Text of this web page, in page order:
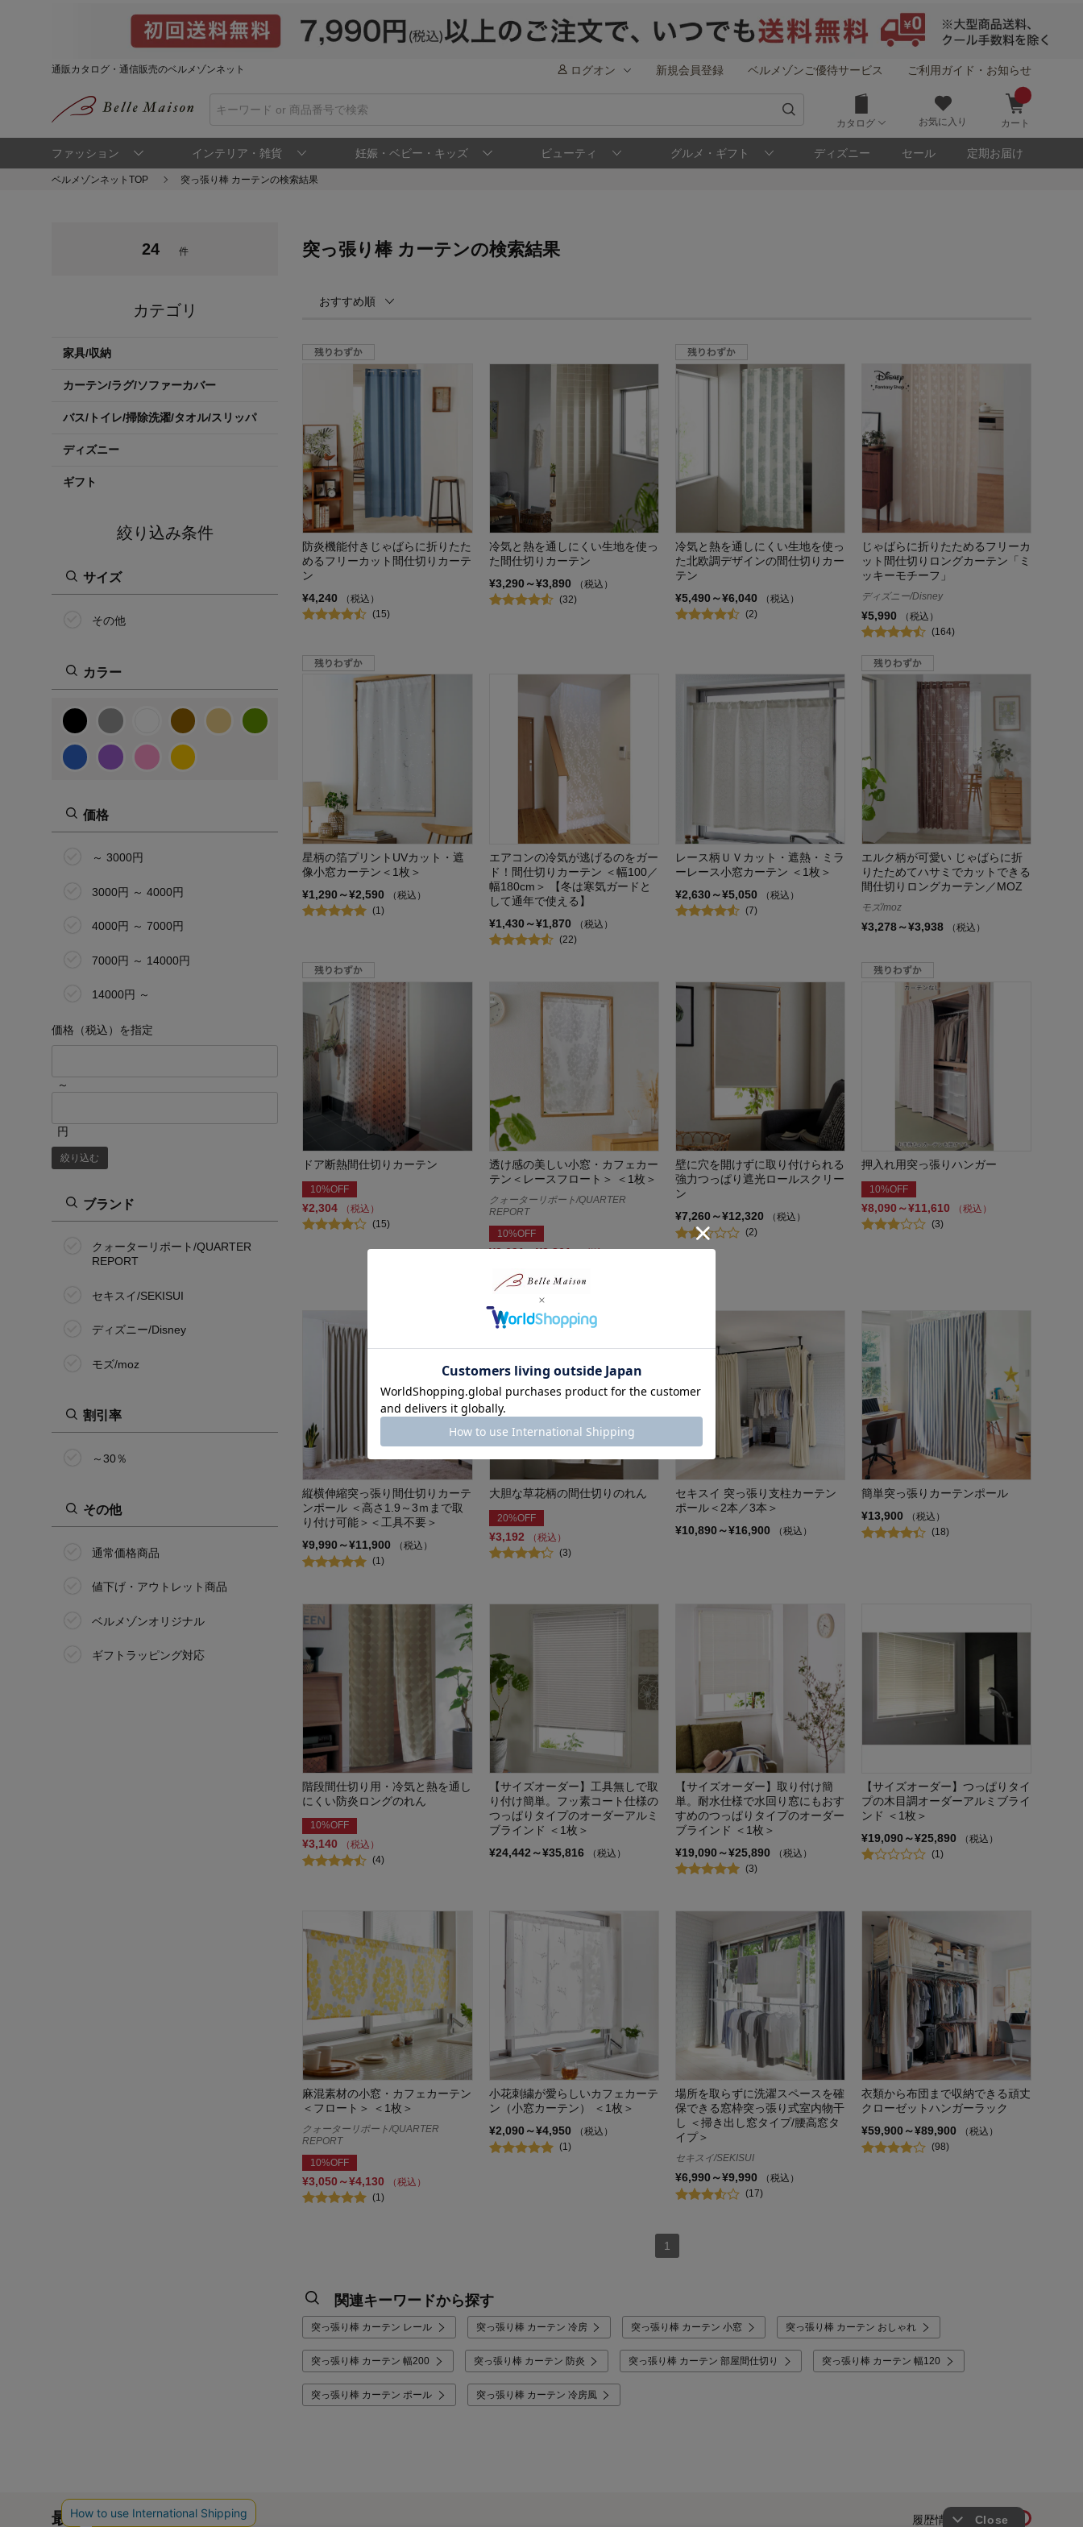
通販カタログ・通信販売のベルメゾンネット ログオン 新規会員登録 ベルメゾンご優待サービス ご利用ガイド・お知らせ
カタログ お気に入り カート
ファッション インテリア・雑貨 妊娠・ベビー・キッズ ビューティ グルメ・ギフト ディズニー セール 定期お届け
ベルメゾンネットTOP 突っ張り棒 カーテンの検索結果
24 件
カテゴリ
家具/収納
カーテン/ラグ/ソファーカバー
バス/トイレ/掃除洗濯/タオル/スリッパ
ディズニー
ギフト
絞り込み条件
サイズ
その他
カラー
価格
～ 3000円
3000円 ～ 4000円
4000円 ～ 7000円
7000円 ～ 14000円
14000円 ～
価格（税込）を指定
～
円
絞り込む
ブランド
クォーターリポート/QUARTER
REPORT
セキスイ/SEKISUI
ディズニー/Disney
モズ/moz
割引率
～30％
その他
通常価格商品
値下げ・アウトレット商品
ベルメゾンオリジナル
ギフトラッピング対応
突っ張り棒 カーテンの検索結果
おすすめ順
防炎機能付きじゃばらに折りたた
めるフリーカット間仕切りカーテ
ン
¥4,240
（税込）
(15)
冷気と熱を通しにくい生地を使っ
た間仕切りカーテン
¥3,290～¥3,890
（税込）
(32)
冷気と熱を通しにくい生地を使っ
た北欧調デザインの間仕切りカー
テン
¥5,490～¥6,040
（税込）
(2)
じゃばらに折りたためるフリーカ
ット間仕切りロングカーテン「ミ
ッキーモチーフ」
ディズニー/Disney
¥5,990
（税込）
(164)
星柄の箔プリントUVカット・遮
像小窓カーテン＜1枚＞
¥1,290～¥2,590
（税込）
(1)
エアコンの冷気が逃げるのをガー
ド！間仕切りカーテン ＜幅100／
幅180cm＞ 【冬は寒気ガードと
して通年で使える】
¥1,430～¥1,870
（税込）
(22)
レース柄ＵＶカット・遮熱・ミラ
ーレース小窓カーテン ＜1枚＞
¥2,630～¥5,050
（税込）
(7)
エルク柄が可愛い じゃばらに折
りたためてハサミでカットできる
間仕切りロングカーテン／MOZ
モズ/moz
¥3,278～¥3,938 （税込）
ドア断熱間仕切りカーテン
10%OFF
¥2,304
（税込）
(15)
透け感の美しい小窓・カフェカー
テン＜レースフロート＞ ＜1枚＞
クォーターリポート/QUARTER
REPORT
10%OFF
¥2,691～¥3,861（税込）
壁に穴を開けずに取り付けられる
強力つっぱり遮光ロールスクリー
ン
¥7,260～¥12,320
（税込）
(2)
押入れ用突っ張りハンガー
10%OFF
¥8,090～¥11,610
（税込）
(3)
縦横伸縮突っ張り間仕切りカーテ
ンポール ＜高さ1.9～3ｍまで取
り付け可能＞＜工具不要＞
¥9,990～¥11,900
（税込）
(1)
大胆な草花柄の間仕切りのれん
20%OFF
¥3,192
（税込）
(3)
セキスイ 突っ張り支柱カーテン
ポール＜2本／3本＞
¥10,890～¥16,900
（税込）
簡単突っ張りカーテンポール
¥13,900
（税込）
(18)
階段間仕切り用・冷気と熱を通し
にくい防炎ロングのれん
10%OFF
¥3,140
（税込）
(4)
【サイズオーダー】工具無しで取
り付け簡単。フッ素コート仕様の
つっぱりタイプのオーダーアルミ
ブラインド ＜1枚＞
¥24,442～¥35,816
（税込）
【サイズオーダー】取り付け簡
単。耐水仕様で水回り窓にもおす
すめのつっぱりタイプのオーダー
ブラインド ＜1枚＞
¥19,090～¥25,890
（税込）
(3)
【サイズオーダー】つっぱりタイ
プの木目調オーダーアルミブライ
ンド ＜1枚＞
¥19,090～¥25,890
（税込）
(1)
麻混素材の小窓・カフェカーテン
＜フロート＞ ＜1枚＞
クォーターリポート/QUARTER
REPORT
10%OFF
¥3,050～¥4,130
（税込）
(1)
小花刺繍が愛らしいカフェカーテ
ン（小窓カーテン） ＜1枚＞
¥2,090～¥4,950
（税込）
(1)
場所を取らずに洗濯スペースを確
保できる窓枠突っ張り式室内物干
し ＜掃き出し窓タイプ/腰高窓タ
イプ＞
セキスイ/SEKISUI
¥6,990～¥9,990
（税込）
(17)
衣類から布団まで収納できる頑丈
クローゼットハンガーラック
¥59,900～¥89,900
（税込）
(98)
1
関連キーワードから探す
突っ張り棒 カーテン レール 突っ張り棒 カーテン 冷房 突っ張り棒 カーテン 小窓 突っ張り棒 カーテン おしゃれ
突っ張り棒 カーテン 幅200 突っ張り棒 カーテン 防炎 突っ張り棒 カーテン 部屋間仕切り 突っ張り棒 カーテン 幅120
突っ張り棒 カーテン ポール 突っ張り棒 カーテン 冷房風
最近チェックした商品 履歴情報を残す